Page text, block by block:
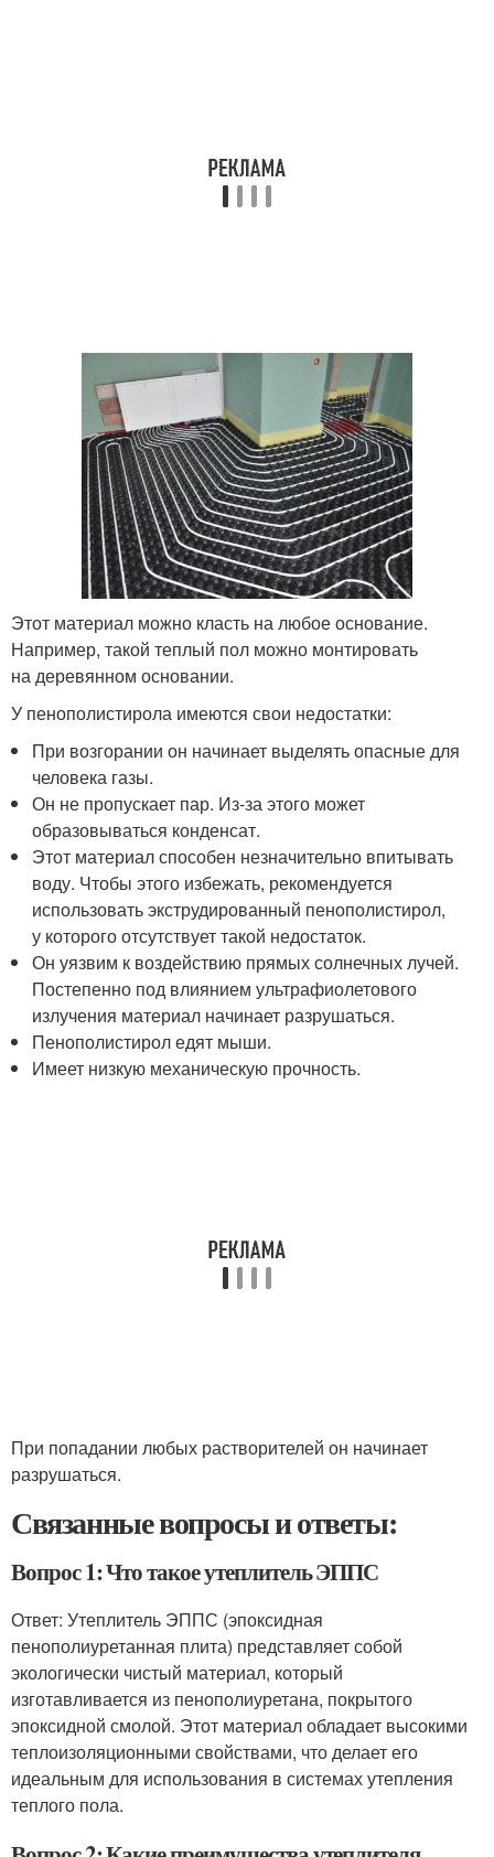
Этот материал можно класть на любое основание.
Например, такой теплый пол можно монтировать
на деревянном основании.
У пенополистирола имеются свои недостатки:
При возгорании он начинает выделять опасные для
человека газы.
Он не пропускает пар. Из-за этого может
образовываться конденсат.
Этот материал способен незначительно впитывать
воду. Чтобы этого избежать, рекомендуется
использовать экструдированный пенополистирол,
у которого отсутствует такой недостаток.
Он уязвим к воздействию прямых солнечных лучей.
Постепенно под влиянием ультрафиолетового
излучения материал начинает разрушаться.
Пенополистирол едят мыши.
Имеет низкую механическую прочность.
При попадании любых растворителей он начинает
разрушаться.
Связанные вопросы и ответы:
Вопрос 1: Что такое утеплитель ЭППС
Ответ: Утеплитель ЭППС (эпоксидная
пенополиуретанная плита) представляет собой
экологически чистый материал, который
изготавливается из пенополиуретана, покрытого
эпоксидной смолой. Этот материал обладает высокими
теплоизоляционными свойствами, что делает его
идеальным для использования в системах утепления
теплого пола.